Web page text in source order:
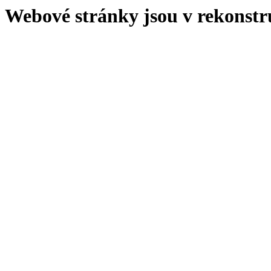
Webové stránky jsou v